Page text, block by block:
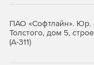
регулирующим
Ключевые
ПАО «Софтлайн». Юр.
Толстого, дом 5,
(А-311)